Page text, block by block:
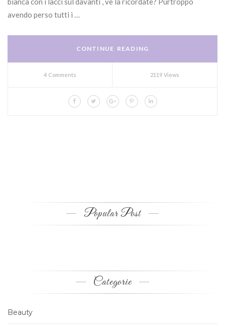
avendo perso tutti i …
CONTINUE READING
4 Comments 2119 Views
Popular Post
Categorie
Beauty